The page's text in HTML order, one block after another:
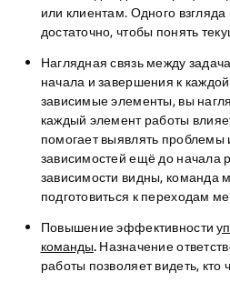
или клиентам. Одного
достаточно, чтобы понять
Наглядная связь между
начала и завершения к
зависимые элементы, вы
каждый элемент работы
помогает выявлять проблемы
зависимостей ещё до начала
зависимости видны, команда
подготовиться к переходам
Повышение эффективности
команды.Назначение
работы позволяет видеть, кто